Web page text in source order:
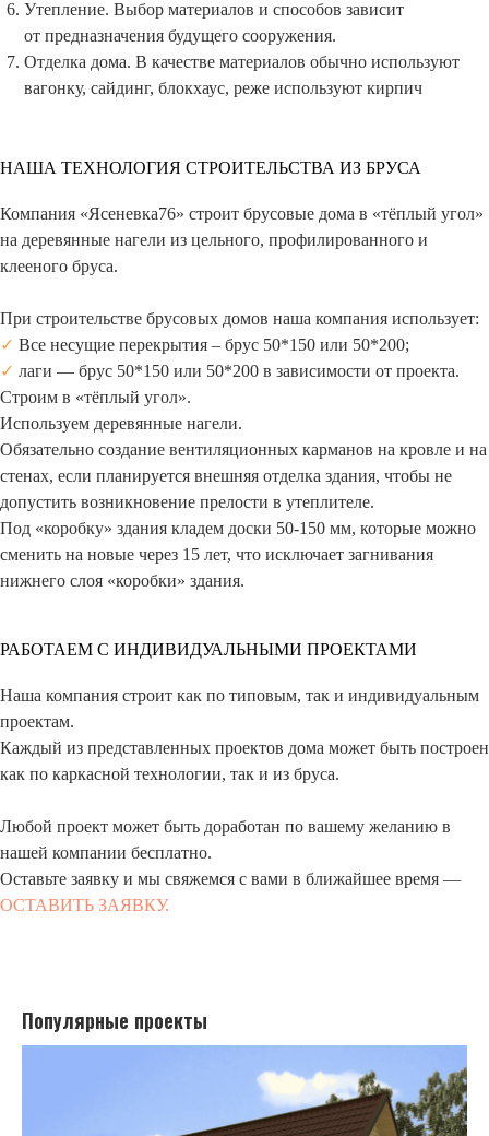
Утепление. Выбор материалов и способов зависит
от предназначения будущего сооружения.
Отделка дома. В качестве материалов обычно используют
вагонку, сайдинг, блокхаус, реже используют кирпич
НАША ТЕХНОЛОГИЯ СТРОИТЕЛЬСТВА ИЗ БРУСА
Компания «Ясеневка76» строит брусовые дома в «тёплый угол»
на деревянные нагели из цельного, профилированного и
клееного бруса.
При строительстве брусовых домов наша компания использует:
✓ Все несущие перекрытия – брус 50*150 или 50*200;
✓ лаги — брус 50*150 или 50*200 в зависимости от проекта.
Строим в «тёплый угол».
Используем деревянные нагели.
Обязательно создание вентиляционных карманов на кровле и на
стенах, если планируется внешняя отделка здания, чтобы не
допустить возникновение прелости в утеплителе.
Под «коробку» здания кладем доски 50-150 мм, которые можно
сменить на новые через 15 лет, что исключает загнивания
нижнего слоя «коробки» здания.
РАБОТАЕМ С ИНДИВИДУАЛЬНЫМИ ПРОЕКТАМИ
Наша компания строит как по типовым, так и индивидуальным
проектам.
Каждый из представленных проектов дома может быть построен
как по каркасной технологии, так и из бруса.
Любой проект может быть доработан по вашему желанию в
нашей компании бесплатно.
Оставьте заявку и мы свяжемся с вами в ближайшее время —
ОСТАВИТЬ ЗАЯВКУ.
Популярные проекты